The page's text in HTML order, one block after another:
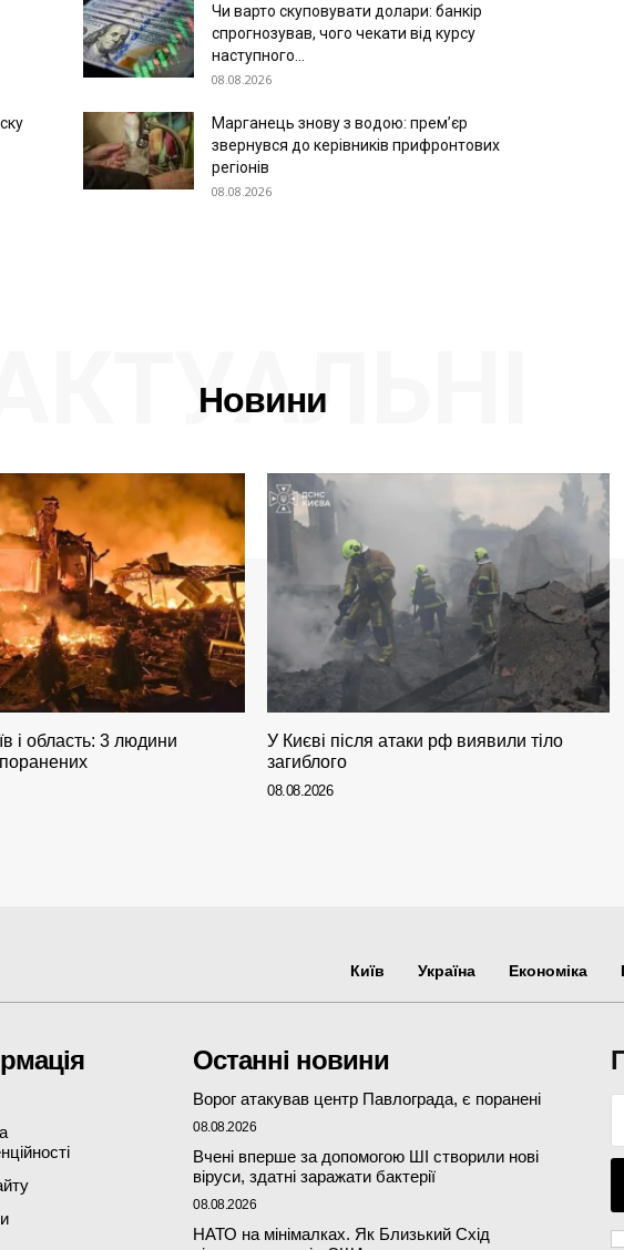
Чи варто скуповувати долари: банкір
спрогнозував, чого чекати від курсу
наступного...
08.08.2026
Марганець знову з водою: прем’єр
звернувся до керівників прифронтових
регіонів
08.08.2026
Новини
АКТУАЛЬНІ
і область: 3 людини
У Києві після атаки рф виявили тіло
загиблого
08.08.2026
Київ Україна Економіка
Останні новини
Ворог атакував центр Павлограда, є поранені
08.08.2026
Вчені вперше за допомогою ШІ створили нові
віруси, здатні заражати бактерії
08.08.2026
НАТО на мінімалках. Як Близький Схід